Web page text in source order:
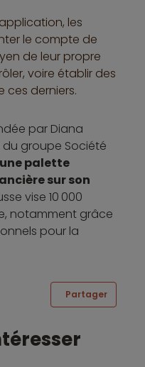
les
le compte de
de leur propre
voire établir des
ces derniers.
par Diana
groupe Société
palette
sur son
vise 10 000
notamment grâce
pour la
Partager